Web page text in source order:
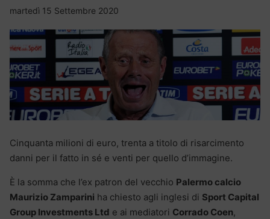
martedì 15 Settembre 2020
Cinquanta milioni di euro, trenta a titolo di risarcimento
danni per il fatto in sé e venti per quello d’immagine.
È la somma che l’ex patron del vecchio Palermo calcio
Maurizio Zamparini ha chiesto agli inglesi di Sport Capital
Group Investments Ltd e ai mediatori Corrado Coen,